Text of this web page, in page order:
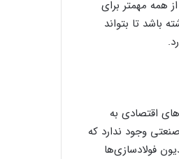
همه مهمتر برای
باشد تا بتواند
اقتصادی به
وجود ندارد که
فولادسازی‌ها